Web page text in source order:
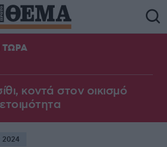
ΤΩΡΑ
κοντά στον οικισμό